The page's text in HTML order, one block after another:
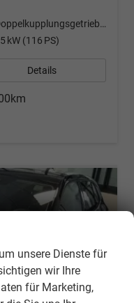
Doppelkupplungsgetriebe (DSG)
kW (116 PS)
Details
unsere Dienste für
wir Ihre
für Marketing,